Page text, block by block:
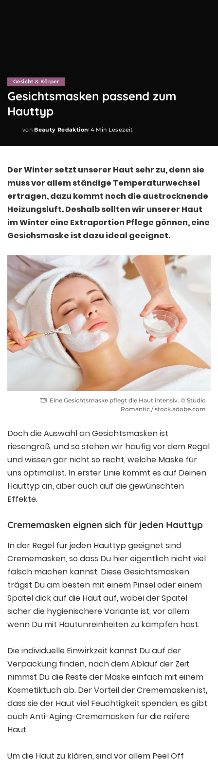
Gesicht & Körper
Gesichtsmasken passend zum
Hauttyp
Posted
von Beauty Redaktion 4 Min Lesezeit
Der Winter setzt unserer Haut sehr zu, denn sie
muss vor allem ständige Temperaturwechsel
ertragen, dazu kommt noch die austrocknende
Heizungsluft. Deshalb sollten wir unserer Haut
im Winter eine Extraportion Pflege gönnen, eine
Gesichsmaske ist dazu ideal geeignet.
Eine Gesichtsmaske pflegt die Haut intensiv. © Studio
Romantic / stock.adobe.com
Doch die Auswahl an Gesichtsmasken ist
riesengroß, und so stehen wir häufig vor dem Regal
und wissen gar nicht so recht, welche Maske für
uns optimal ist. In erster Linie kommt es auf Deinen
Hauttyp an, aber auch auf die gewünschten
Effekte.
Crememasken eignen sich für jeden Hauttyp
In der Regel für jeden Hauttyp geeignet sind
Crememasken, so dass Du hier eigentlich nicht viel
falsch machen kannst. Diese Gesichtsmasken
trägst Du am besten mit einem Pinsel oder einem
Spatel dick auf die Haut auf, wobei der Spatel
sicher die hygienischere Variante ist, vor allem
wenn Du mit Hautunreinheiten zu kämpfen hast.
Die individuelle Einwirkzeit kannst Du auf der
Verpackung finden, nach dem Ablauf der Zeit
nimmst Du die Reste der Maske einfach mit einem
Kosmetiktuch ab. Der Vorteil der Crememasken ist,
dass sie der Haut viel Feuchtigkeit spenden, es gibt
auch Anti-Aging-Crememasken für die reifere
Haut.
Um die Haut zu klären, sind vor allem Peel Off